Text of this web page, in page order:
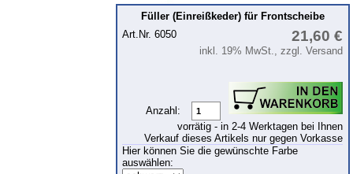
Hinterachse
Karosserie
Glasscheiben & Gummiprofile
Wartburg 1.3
Füller (Einreißkeder) für Frontscheibe
Art.Nr. 6050
21,60 €
inkl. 19% MwSt., zzgl. Versand
Anzahl:
vorrätig - in 2-4 Werktagen bei Ihnen
Verkauf dieses Artikels nur gegen Vorkasse
Hier können Sie die gewünschte Farbe
auswählen: